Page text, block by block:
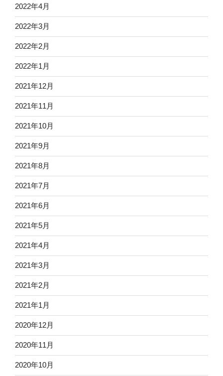
2022年4月
2022年3月
2022年2月
2022年1月
2021年12月
2021年11月
2021年10月
2021年9月
2021年8月
2021年7月
2021年6月
2021年5月
2021年4月
2021年3月
2021年2月
2021年1月
2020年12月
2020年11月
2020年10月